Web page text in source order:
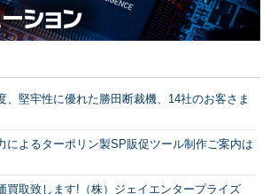
、堅牢性に優れた勝田断裁機、14社のお客さま
によるターポリン製SP販促ツール制作ご案内は
買取致します!（株）ジェイエンタープライズ